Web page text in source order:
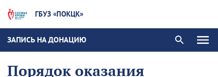
ГБУЗ «ПОКЦК»
ЗАПИСЬ НА ДОНАЦИЮ
Порядок оказания